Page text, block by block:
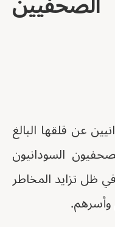
عن قلقها البالغ
السودانيون
ظل تزايد المخاطر
وأسرهم.